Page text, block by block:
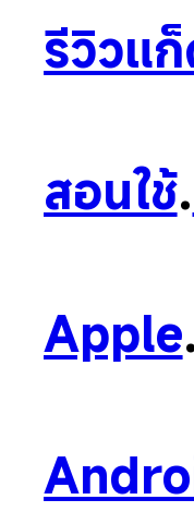
รีวิวแก็
สอนใช้.
Apple.